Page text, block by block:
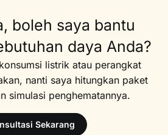
boleh saya bantu
daya Anda?
listrik atau perangkat
nanti saya hitungkan paket
simulasi penghematannya.
Sekarang